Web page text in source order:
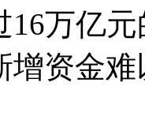
16万亿
增资金